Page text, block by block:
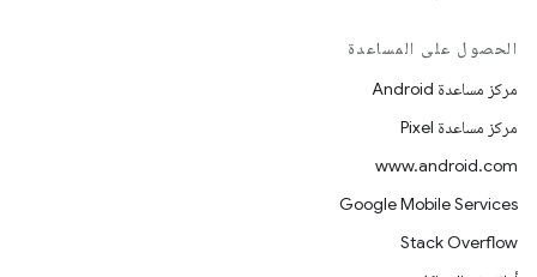
الحصول على المساعدة
مركز مساعدة Android
مركز مساعدة Pixel
www.android.com
Google Mobile Services
Stack Overflow